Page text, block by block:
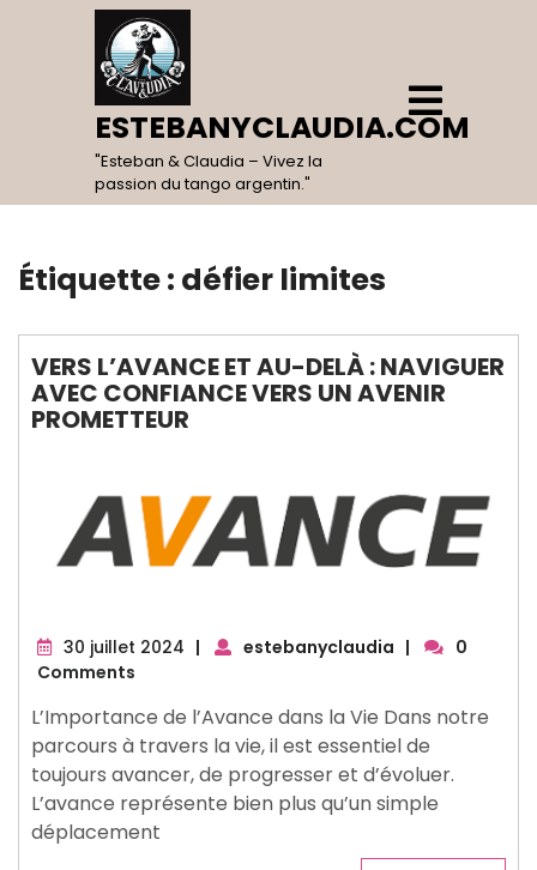
ESTEBANYCLAUDIA.COM
"Esteban & Claudia – Vivez la
passion du tango argentin."
Open
Menu
Étiquette : défier limites
VERS L’AVANCE ET AU-DELÀ : NAVIGUER
AVEC CONFIANCE VERS UN AVENIR
PROMETTEUR
30 juillet 2024 30
| estebanyclaudia |
0
Comments
L’Importance de l’Avance dans la Vie Dans notre
parcours à travers la vie, il est essentiel de
toujours avancer, de progresser et d’évoluer.
L’avance représente bien plus qu’un simple
déplacement